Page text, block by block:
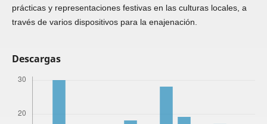
prácticas y representaciones festivas en las culturas locales, a
través de varios dispositivos para la enajenación.
Descargas